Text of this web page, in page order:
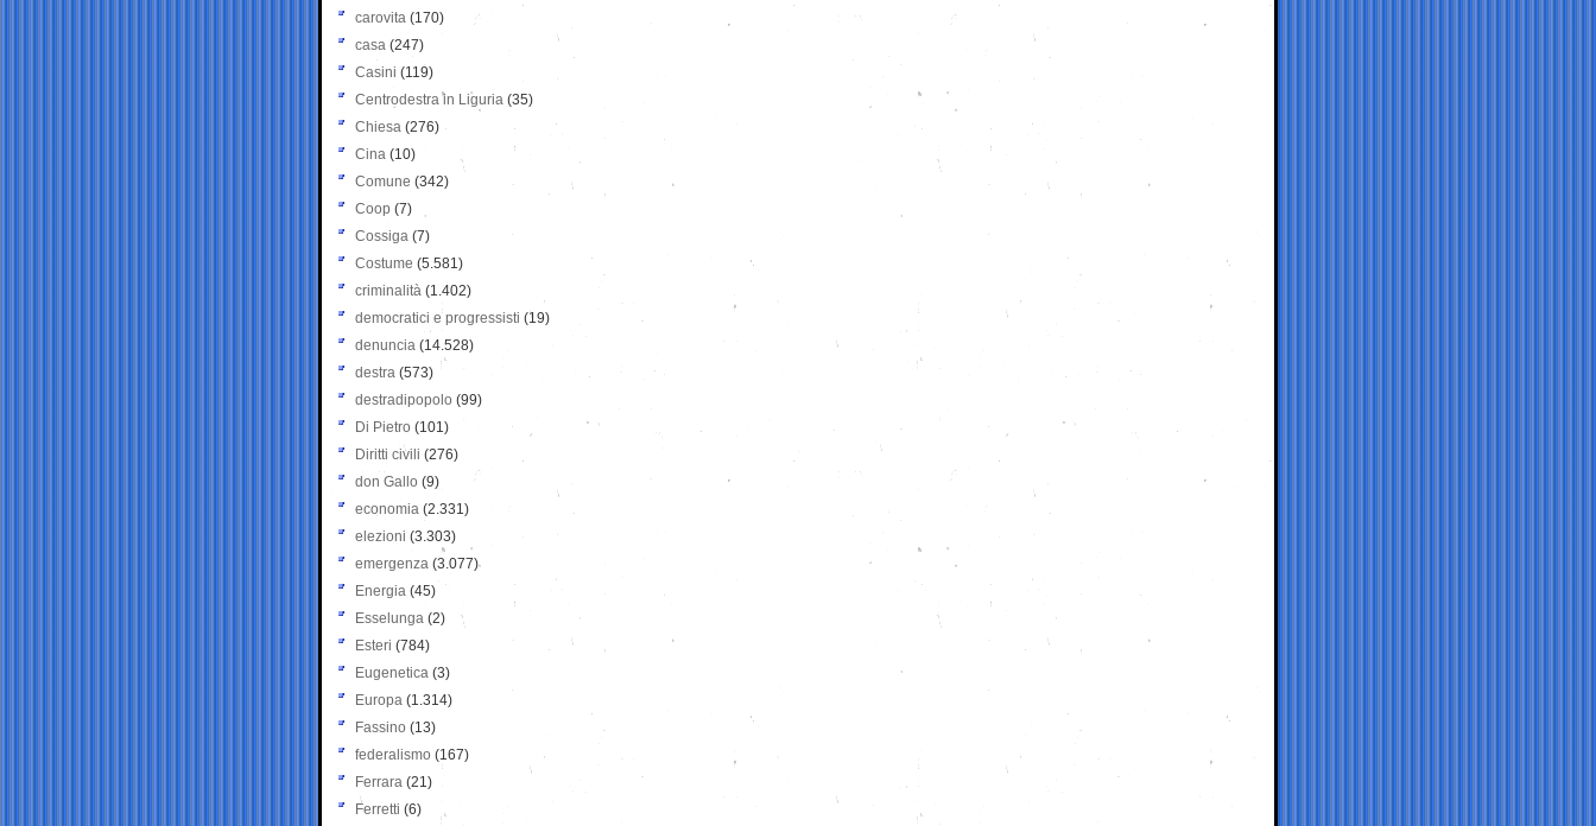
carovita (170)
casa (247)
Casini (119)
Centrodestra in Liguria (35)
Chiesa (276)
Cina (10)
Comune (342)
Coop (7)
Cossiga (7)
Costume (5.581)
criminalità (1.402)
democratici e progressisti (19)
denuncia (14.528)
destra (573)
destradipopolo (99)
Di Pietro (101)
Diritti civili (276)
don Gallo (9)
economia (2.331)
elezioni (3.303)
emergenza (3.077)
Energia (45)
Esselunga (2)
Esteri (784)
Eugenetica (3)
Europa (1.314)
Fassino (13)
federalismo (167)
Ferrara (21)
Ferretti (6)